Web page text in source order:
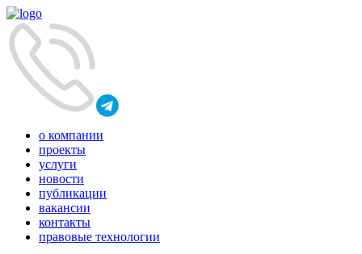
о компании
проекты
услуги
новости
публикации
вакансии
контакты
правовые технологии